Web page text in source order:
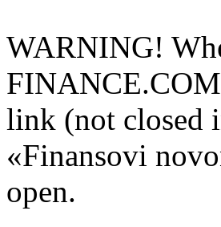
WARNING!
link (not closed
«Finansovi
open.